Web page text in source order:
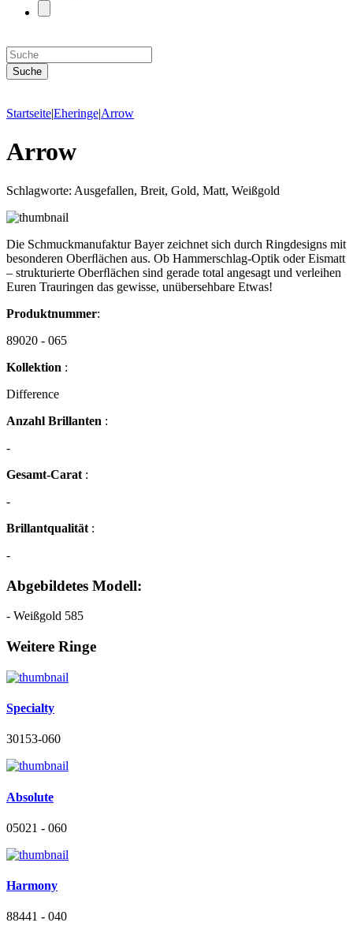
Startseite|Eheringe|Arrow
Arrow
Schlagworte: Ausgefallen, Breit, Gold, Matt, Weißgold
Die Schmuckmanufaktur Bayer zeichnet sich durch Ringdesigns mit
besonderen Oberﬂächen aus. Ob Hammerschlag-Optik oder Eismatt
– strukturierte Oberﬂächen sind gerade total angesagt und verleihen
Euren Trauringen das gewisse, unübersehbare Etwas!
Produktnummer:
89020 - 065
Kollektion :
Difference
Anzahl Brillanten :
-
Gesamt-Carat :
-
Brillantqualität :
-
Abgebildetes Modell:
- Weißgold 585
Weitere Ringe
Specialty
30153-060
Absolute
05021 - 060
Harmony
88441 - 040